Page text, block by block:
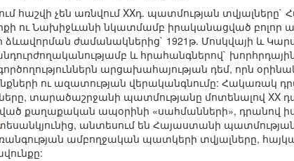
հաշվի չեն առնվում XXդ. պատմության
ու Նախիջևանի նկատմամբ իրականացված բոլոր
ձևավորման ժամանակներից` 1921թ. Մոսկվայի և
և հրահանգներով`
արցախահայության դեմ, որն
ու ազատության վերականգնումը: Հակառակ
տարածաշրջանի պատմությանը մոտենալով XX
քաղաքական ապօրինի «սահմանների», դրանով
անտեսում են Հայաստանի
ամբողջական պատկերի տվյալները,